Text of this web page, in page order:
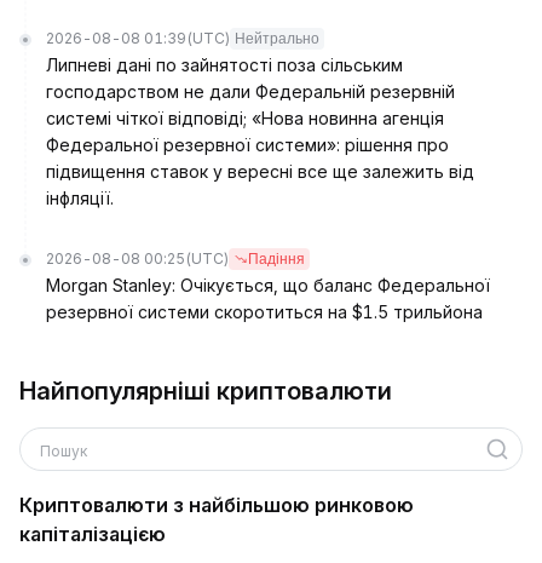
2026-08-08 01:39 (UTC) Нейтрально
Липневі дані по зайнятості поза сільським
господарством не дали Федеральній резервній
системі чіткої відповіді; «Нова новинна агенція
Федеральної резервної системи»: рішення про
підвищення ставок у вересні все ще залежить від
інфляції.
2026-08-08 00:25 (UTC) Падіння
Morgan Stanley: Очікується, що баланс Федеральної
резервної системи скоротиться на $1.5 трильйона
Найпопулярніші криптовалюти
Пошук
Криптовалюти з найбільшою ринковою
капіталізацією